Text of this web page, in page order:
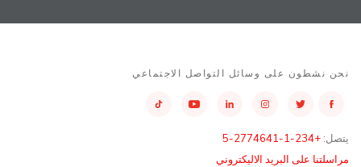
نحن نشطون على وسائل التواصل الاجتماعي
يتصل: +234-1-2774641-5
مراسلتنا على البريد الاليكتروني